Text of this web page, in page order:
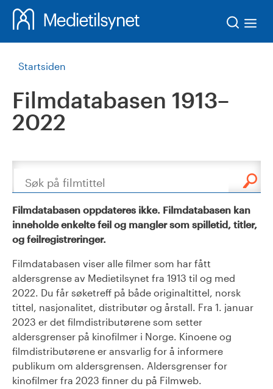
Startsiden
Filmdatabasen 1913–
2022
Søk
Filmdatabasen oppdateres ikke. Filmdatabasen kan
inneholde enkelte feil og mangler som spilletid, titler,
og feilregistreringer.
Filmdatabasen viser alle filmer som har fått
aldersgrense av Medietilsynet fra 1913 til og med
2022. Du får søketreff på både originaltittel, norsk
tittel, nasjonalitet, distributør og årstall. Fra 1. januar
2023 er det filmdistributørene som setter
aldersgrenser på kinofilmer i Norge. Kinoene og
filmdistributørene er ansvarlig for å informere
publikum om aldersgrensen. Aldersgrenser for
kinofilmer fra 2023 finner du på Filmweb.